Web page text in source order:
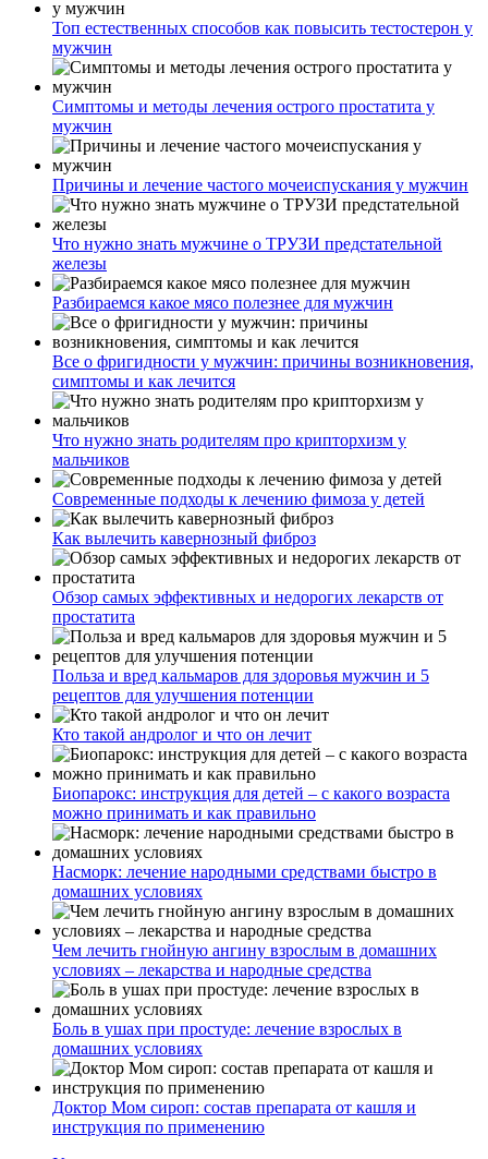
Топ естественных способов как повысить тестостерон у
мужчин
Симптомы и методы лечения острого простатита у
мужчин
Причины и лечение частого мочеиспускания у мужчин
Что нужно знать мужчине о ТРУЗИ предстательной
железы
Разбираемся какое мясо полезнее для мужчин
Все о фригидности у мужчин: причины возникновения,
симптомы и как лечится
Что нужно знать родителям про крипторхизм у
мальчиков
Современные подходы к лечению фимоза у детей
Как вылечить кавернозный фиброз
Обзор самых эффективных и недорогих лекарств от
простатита
Польза и вред кальмаров для здоровья мужчин и 5
рецептов для улучшения потенции
Кто такой андролог и что он лечит
Биопарокс: инструкция для детей – с какого возраста
можно принимать и как правильно
Насморк: лечение народными средствами быстро в
домашних условиях
Чем лечить гнойную ангину взрослым в домашних
условиях – лекарства и народные средства
Боль в ушах при простуде: лечение взрослых в
домашних условиях
Доктор Мом сироп: состав препарата от кашля и
инструкция по применению